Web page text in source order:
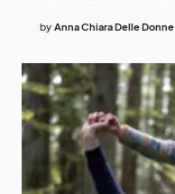
by Anna Chiara Delle Donne